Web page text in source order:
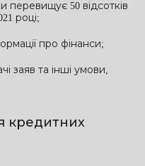
перевищує 50 відсотків
році;
про фінанси;
заяв та інші умови,
кредитних